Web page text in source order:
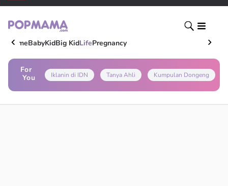
HomeBabyKidBig KidLifePregnancy
For
You
Iklanin di IDN Tanya Ahli Kumpulan Dongeng